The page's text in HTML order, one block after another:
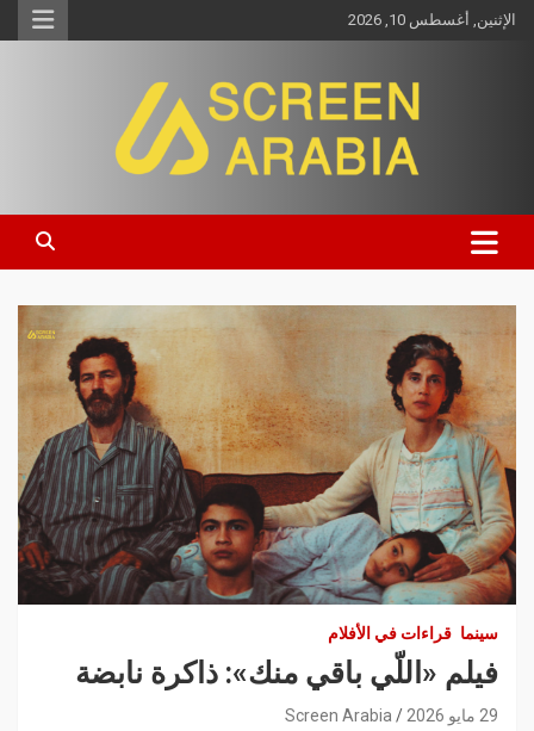
الإثنين, أغسطس 10, 2026
Screen Arabia
سينما قراءات في الأفلام
فيلم «اللّي باقي منك»: ذاكرة نابضة
29 مايو 2026 Screen Arabia